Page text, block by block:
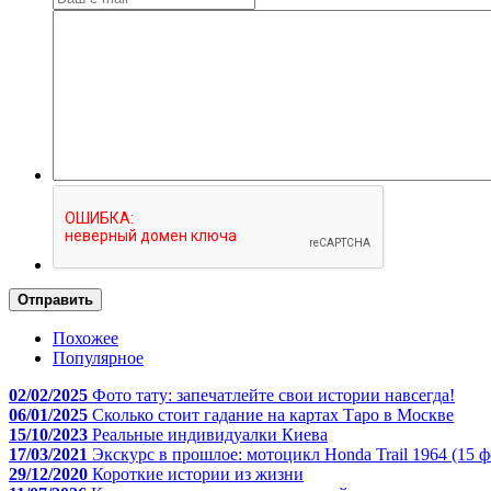
Отправить
Похожее
Популярное
02/02/2025 Фото тату: запечатлейте свои истории навсегда!
06/01/2025 Сколько стоит гадание на картах Таро в Москве
15/10/2023 Реальные индивидуалки Киева
17/03/2021 Экскурс в прошлое: мотоцикл Honda Trail 1964 (15
29/12/2020 Короткие истории из жизни